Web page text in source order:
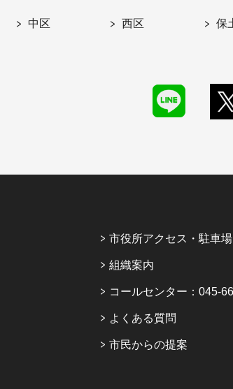
中区 西区 保
市役所アクセス・駐車場
組織案内
コールセンター：045-
よくある質問
市民からの提案